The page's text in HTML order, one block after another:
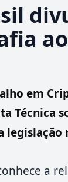
em
Técnica
a